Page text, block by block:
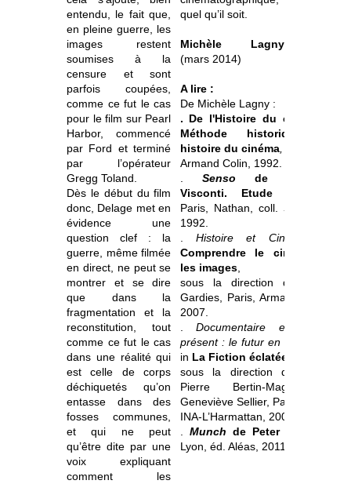
entendu, le fait que,
en pleine guerre, les
images restent
soumises à la
censure et sont
parfois coupées,
comme ce fut le cas
pour le film sur Pearl
Harbor, commencé
par Ford et terminé
par l’opérateur
Gregg Toland.
Dès le début du film
donc, Delage met en
évidence une
question clef : la
guerre, même filmée
en direct, ne peut se
montrer et se dire
que dans la
fragmentation et la
reconstitution, tout
comme ce fut le cas
dans une réalité qui
est celle de corps
déchiquetés qu’on
entasse dans des
fosses communes,
et qui ne peut
qu’être dite par une
voix expliquant
comment les
quel qu’il soit.
Michèle Lagny
(mars 2014)
A lire :
De Michèle Lagny :
. De l'Histoire du cinéma -
Méthode historique et
histoire du cinéma,
Armand Colin, 1992.
. Senso de Luchino
Visconti. Etude critique
Paris, Nathan, coll. Synopsis
1992.
. Histoire et Cinéma
Comprendre le cinéma et
les images,
sous la direction de René
Gardies, Paris, Armand Colin,
2007.
.Documentaire et temps
présent : le futur en mémoire
in La Fiction éclatée
sous la direction de Jean-
Pierre Bertin-Maghit et
Geneviève Sellier, Paris,
INA-L’Harmattan, 2007.
. Munch de Peter Watkins
Lyon, éd. Aléas, 2011.